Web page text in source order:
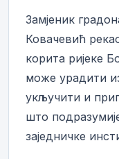
Замјеник
Ковачевић
корита ријеке
може урадити
укључити и
што
заједничке